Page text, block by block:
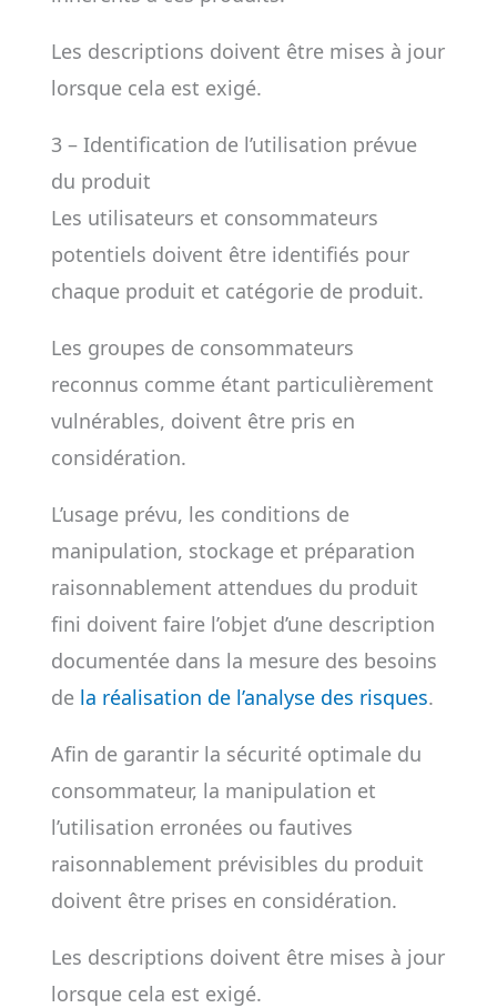
Les descriptions doivent être mises à jour
lorsque cela est exigé.
3 – Identification de l’utilisation prévue
du produit
Les utilisateurs et consommateurs
potentiels doivent être identifiés pour
chaque produit et catégorie de produit.
Les groupes de consommateurs
reconnus comme étant particulièrement
vulnérables, doivent être pris en
considération.
L’usage prévu, les conditions de
manipulation, stockage et préparation
raisonnablement attendues du produit
fini doivent faire l’objet d’une description
documentée dans la mesure des besoins
de la réalisation de l’analyse des risques.
Afin de garantir la sécurité optimale du
consommateur, la manipulation et
l’utilisation erronées ou fautives
raisonnablement prévisibles du produit
doivent être prises en considération.
Les descriptions doivent être mises à jour
lorsque cela est exigé.